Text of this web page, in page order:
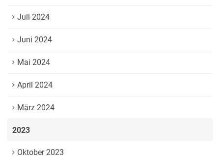
Juli 2024
Juni 2024
Mai 2024
April 2024
März 2024
2023
Oktober 2023